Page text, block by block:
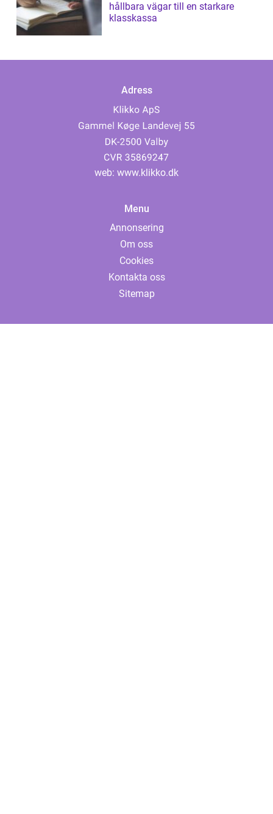
hållbara vägar till en starkare
klasskassa
Adress
web: www.klikko.dk
Menu
Annonsering
Om oss
Cookies
Kontakta oss
Sitemap